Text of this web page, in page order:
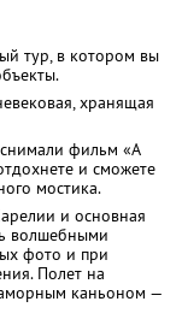
тур, в котором вы
хранящая
фильм «А
и сможете
мостика.
и основная
волшебными
фото и при
Полет на
каньоном —